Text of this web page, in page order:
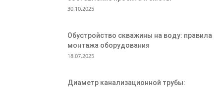
30.10.2025
Обустройство скважины на воду: правила
монтажа оборудования
18.07.2025
Диаметр канализационной трубы: